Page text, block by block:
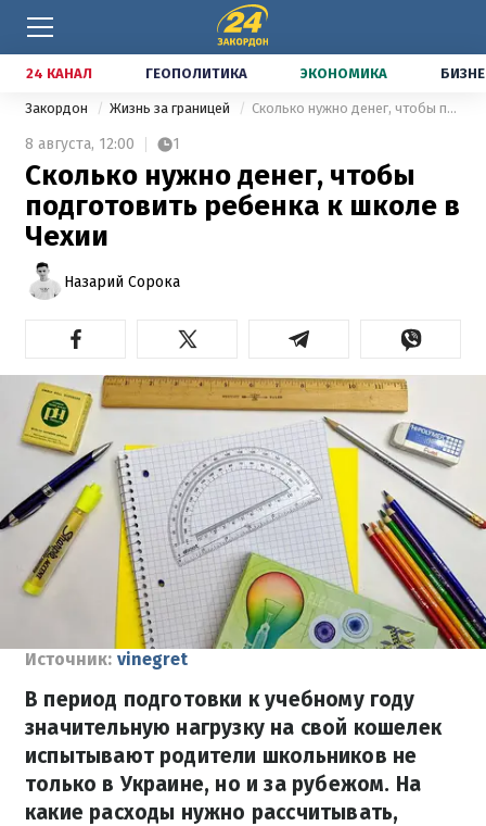
24 КАНАЛ ГЕОПОЛИТИКА ЭКОНОМИКА
Закордон Жизнь за границей Сколько нужно денег, чтобы подготовить ребенка к школе в Чехии
8 августа, 12:00 1
Сколько нужно денег, чтобы
подготовить ребенка к школе в
Чехии
Назарий Сорока
Источник: vinegret
В период подготовки к учебному году
значительную нагрузку на свой кошелек
испытывают родители школьников не
только в Украине, но и за рубежом. На
какие расходы нужно рассчитывать,